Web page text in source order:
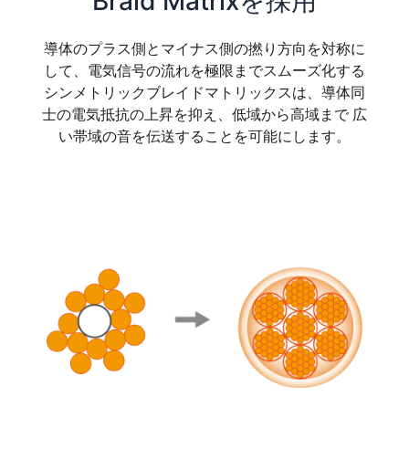
導体のプラス側とマイナス側の撚り方向を対称に
して、電気信号の流れを極限までスムーズ化する
シンメトリックブレイドマトリックスは、導体同
士の電気抵抗の上昇を抑え、低域から高域まで 広
い帯域の音を伝送することを可能にします。